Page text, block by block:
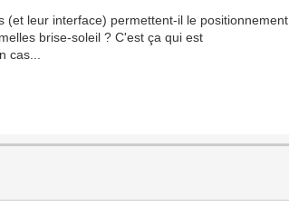
(et leur interface) permettent-il le positionnement
brise-soleil ? C'est ça qui est
cas...